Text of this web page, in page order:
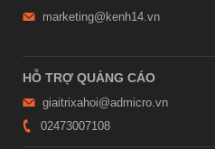
marketing@kenh14.vn
HỖ TRỢ QUẢNG CÁO
giaitrixahoi@admicro.vn
02473007108